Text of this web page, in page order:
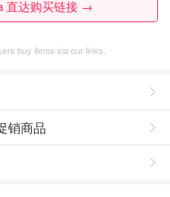
直达购买链接 →
buy items via our links.
销商品